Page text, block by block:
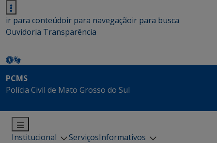
ir para conteúdoir para navegaçãoir para busca
Ouvidoria Transparência
PCMS
Polícia Civil de Mato Grosso do Sul
Institucional ServiçosInformativos